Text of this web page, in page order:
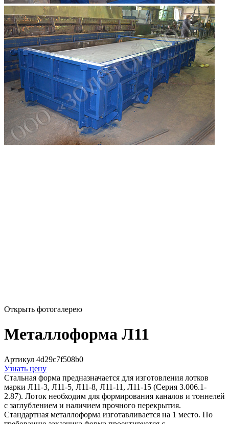
Открыть фотогалерею
Металлоформа Л11
Артикул 4d29c7f508b0
Узнать цену
Стальная форма предназначается для изготовления лотков
марки Л11-3, Л11-5, Л11-8, Л11-11, Л11-15 (Серия 3.006.1-
2.87). Лоток необходим для формирования каналов и тоннелей
с заглублением и наличием прочного перекрытия.
Стандартная металлоформа изготавливается на 1 место. По